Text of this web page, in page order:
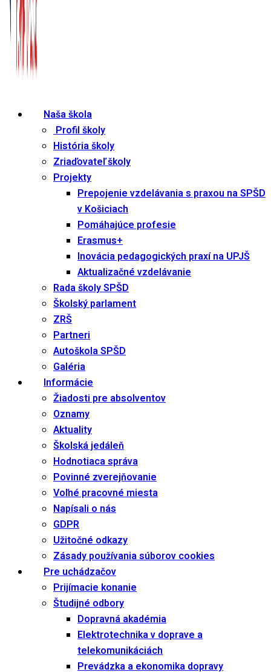
Naša škola
Profil školy
História školy
Zriaďovateľ školy
Projekty
Prepojenie vzdelávania s praxou na SPŠD
v Košiciach
Pomáhajúce profesie
Erasmus+
Inovácia pedagogických praxí na UPJŠ
Aktualizačné vzdelávanie
Rada školy SPŠD
Školský parlament
ZRŠ
Partneri
Autoškola SPŠD
Galéria
Informácie
Žiadosti pre absolventov
Oznamy
Aktuality
Školská jedáleň
Hodnotiaca správa
Povinné zverejňovanie
Voľné pracovné miesta
Napísali o nás
GDPR
Užitočné odkazy
Zásady používania súborov cookies
Pre uchádzačov
Prijímacie konanie
Študijné odbory
Dopravná akadémia
Elektrotechnika v doprave a
telekomunikáciách
Prevádzka a ekonomika dopravy